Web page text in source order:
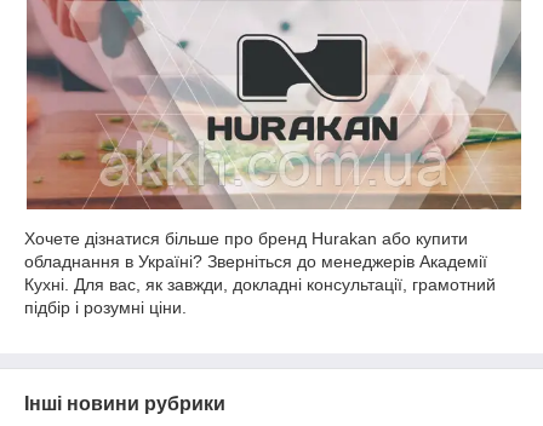
Хочете дізнатися більше про бренд Hurakan або купити
обладнання в Україні? Зверніться до менеджерів Академії
Кухні. Для вас, як завжди, докладні консультації, грамотний
підбір і розумні ціни.
Інші новини рубрики